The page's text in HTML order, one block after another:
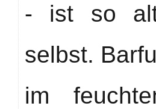
- ist so alt
selbst.
im